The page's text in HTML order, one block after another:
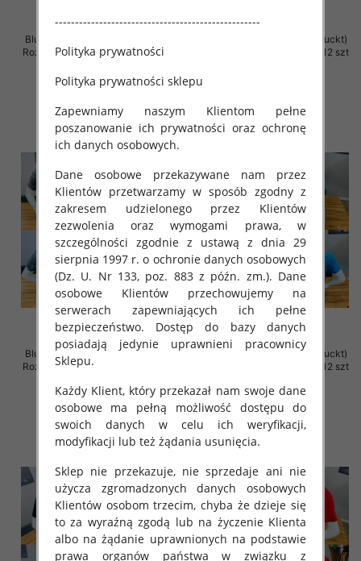
Bluzka męska (Turecki produckt)
Roz M-2XL. 1 Kolor Paczka 12 szt
36.00 zł
Bluzka męska (Turecki produckt)
Roz M-2XL. 1 Kolor Paczka 12 szt
Bluzka męska (Turecki produckt)
Roz M-2XL. 1 Kolor Paczka 12 szt
36.00 zł
szczegóły
Bluzka męska (Turecki produckt)
Roz M-2XL. 1 Kolor Paczka 12 szt
26.00 zł
szczegóły
---------------------------------------------------
Polityka prywatności
Polityka prywatności sklepu
Zapewniamy naszym Klientom pełne
poszanowanie ich prywatności oraz ochronę
ich danych osobowych.
Dane osobowe przekazywane nam przez
Klientów przetwarzamy w sposób zgodny z
zakresem udzielonego przez Klientów
zezwolenia oraz wymogami prawa, w
szczególności zgodnie z ustawą z dnia 29
sierpnia 1997 r. o ochronie danych osobowych
(Dz. U. Nr 133, poz. 883 z późn. zm.). Dane
osobowe Klientów przechowujemy na
serwerach zapewniających ich pełne
bezpieczeństwo. Dostęp do bazy danych
posiadają jedynie uprawnieni pracownicy
Sklepu.
Każdy Klient, który przekazał nam swoje dane
osobowe ma pełną możliwość dostępu do
swoich danych w celu ich weryfikacji,
modyfikacji lub też żądania usunięcia.
Sklep nie przekazuje, nie sprzedaje ani nie
użycza zgromadzonych danych osobowych
Klientów osobom trzecim, chyba że dzieje się
to za wyraźną zgodą lub na życzenie Klienta
albo na żądanie uprawnionych na podstawie
prawa organów państwa w związku z